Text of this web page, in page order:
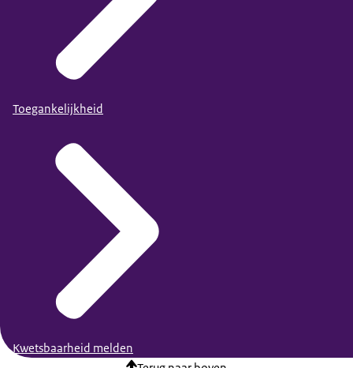
Toegankelijkheid
Kwetsbaarheid melden